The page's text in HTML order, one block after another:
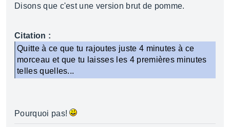
Disons que c'est une version brut de pomme.
Citation :
Quitte à ce que tu rajoutes juste 4 minutes à ce
morceau et que tu laisses les 4 premières minutes
telles quelles...
Pourquoi pas!